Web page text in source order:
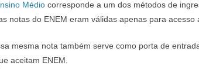
Médio corresponde a um dos métodos de
notas do ENEM eram válidas apenas para acesso
mesma nota também serve como porta de
aceitam ENEM.